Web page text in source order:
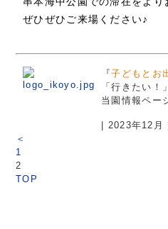
ぜひぜひご来場ください♪
『子どもとお
「行きたい
当園情報ペー
| 2023年12月
＜
1
2
TOP